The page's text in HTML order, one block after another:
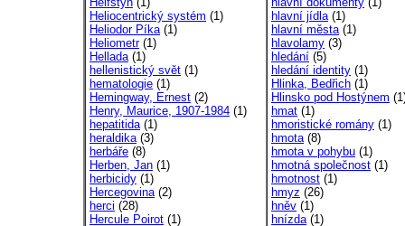
Heliocentrický systém (1)
Heliodor Píka(1)
Heliometr(1)
Hellada(1)
hellenistický svět (1)
hematologie (1)
Hemingway, Ernest (2)
Henry, Maurice, 1907-1984 (1)
hepatitida(1)
heraldika(3)
herbáře (8)
Herben, Jan (1)
herbicidy (1)
Hercegovina(2)
herci (28)
Hercule Poirot (1)
hlavní jídla(1)
hlavní města(1)
hlavolamy (3)
hledání (5)
hledání identity (1)
Hlinka, Bedřich (1)
Hlinsko pod Hostýnem
hmat (1)
hmoristické romány (1)
hmota(8)
hmota v pohybu (1)
hmotná společnost (1)
hmotnost (1)
hmyz (26)
hněv (1)
hnízda(1)